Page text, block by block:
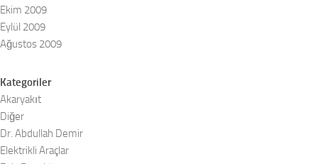
Ekim 2009
Eylül 2009
Ağustos 2009
Kategoriler
Akaryakıt
Diğer
Dr. Abdullah Demir
Elektrikli Araçlar